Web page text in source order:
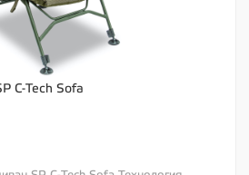
C-Tech Sofa